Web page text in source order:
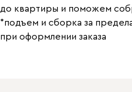
до квартиры и поможем
*подъем и сборка за
при оформлении заказа